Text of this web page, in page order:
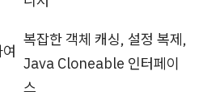
복잡한 객체 캐싱, 설정 복제,
Java Cloneable 인터페이
스